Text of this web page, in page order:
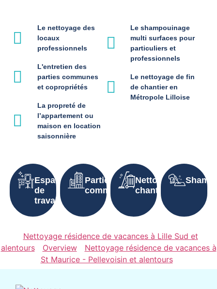
Le nettoyage des
locaux
professionnels
L'entretien des
parties communes
et copropriétés
La propreté de
l’appartement ou
maison en location
saisonnière
Le shampouinage
multi surfaces pour
particuliers et
professionnels
Le nettoyage de fin
de chantier en
Métropole Lilloise
Espaces
de
travail
Parties
communes
Nettoyage
chantier
Nettoyage résidence de vacances à Lille Sud et
alentours
Overview
Nettoyage résidence de vacances à
St Maurice - Pellevoisin et alentours